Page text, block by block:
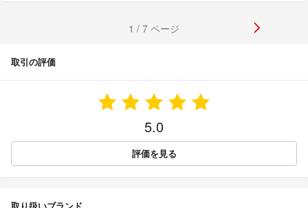
1 / 7 ページ
取引の評価
5.0
評価を見る